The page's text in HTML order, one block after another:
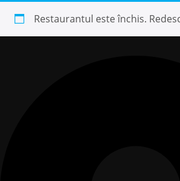
Restaurantul este închis.